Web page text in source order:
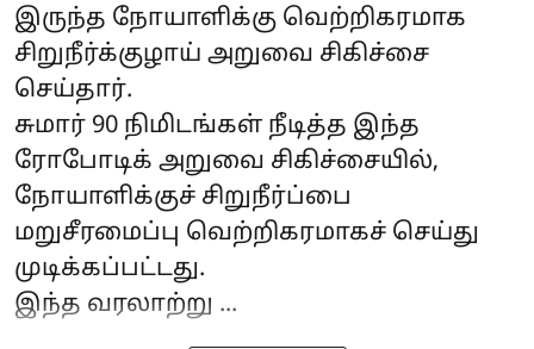
இருந்த நோயாளிக்கு வெற்றிகரமாக
சிறுநீர்க்குழாய் அறுவை சிகிச்சை
செய்தார்.
சுமார் 90 நிமிடங்கள் நீடித்த இந்த
ரோபோடிக் அறுவை சிகிச்சையில்,
நோயாளிக்குச் சிறுநீர்ப்பை
மறுசீரமைப்பு வெற்றிகரமாகச் செய்து
முடிக்கப்பட்டது.
இந்த வரலாற்று ...